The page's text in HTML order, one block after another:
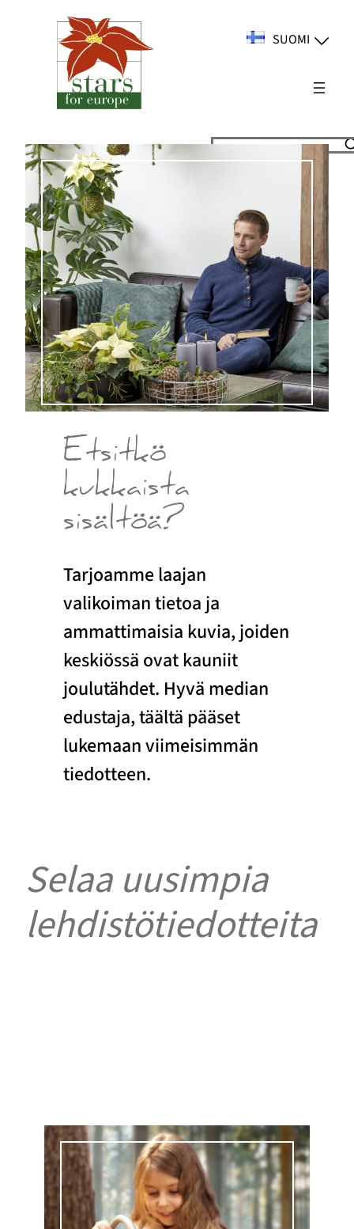
SUOMI
Suchen
Etsitkö
kukkaista
sisältöä?
Tarjoamme laajan
valikoiman tietoa ja
ammattimaisia kuvia, joiden
keskiössä ovat kauniit
joulutähdet. Hyvä median
edustaja, täältä pääset
lukemaan viimeisimmän
tiedotteen.
Selaa uusimpia
lehdistötiedotteita